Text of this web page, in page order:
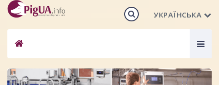
УКРАЇНСЬКА